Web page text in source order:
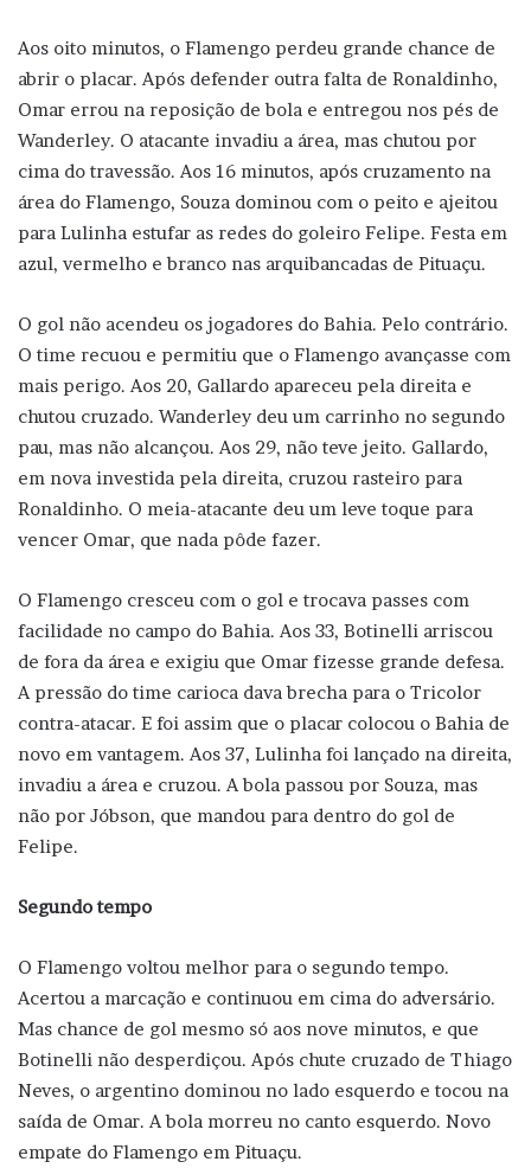
Aos oito minutos, o Flamengo perdeu grande chance de
abrir o placar. Após defender outra falta de Ronaldinho,
Omar errou na reposição de bola e entregou nos pés de
Wanderley. O atacante invadiu a área, mas chutou por
cima do travessão. Aos 16 minutos, após cruzamento na
área do Flamengo, Souza dominou com o peito e ajeitou
para Lulinha estufar as redes do goleiro Felipe. Festa em
azul, vermelho e branco nas arquibancadas de Pituaçu.
O gol não acendeu os jogadores do Bahia. Pelo contrário.
O time recuou e permitiu que o Flamengo avançasse com
mais perigo. Aos 20, Gallardo apareceu pela direita e
chutou cruzado. Wanderley deu um carrinho no segundo
pau, mas não alcançou. Aos 29, não teve jeito. Gallardo,
em nova investida pela direita, cruzou rasteiro para
Ronaldinho. O meia-atacante deu um leve toque para
vencer Omar, que nada pôde fazer.
O Flamengo cresceu com o gol e trocava passes com
facilidade no campo do Bahia. Aos 33, Botinelli arriscou
de fora da área e exigiu que Omar fizesse grande defesa.
A pressão do time carioca dava brecha para o Tricolor
contra-atacar. E foi assim que o placar colocou o Bahia de
novo em vantagem. Aos 37, Lulinha foi lançado na direita,
invadiu a área e cruzou. A bola passou por Souza, mas
não por Jóbson, que mandou para dentro do gol de
Felipe.
Segundo tempo
O Flamengo voltou melhor para o segundo tempo.
Acertou a marcação e continuou em cima do adversário.
Mas chance de gol mesmo só aos nove minutos, e que
Botinelli não desperdiçou. Após chute cruzado de Thiago
Neves, o argentino dominou no lado esquerdo e tocou na
saída de Omar. A bola morreu no canto esquerdo. Novo
empate do Flamengo em Pituaçu.